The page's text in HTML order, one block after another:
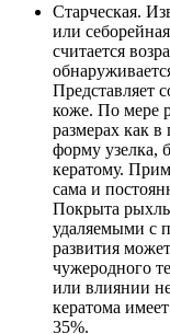
Старческая.
или
считается
Представляет
коже. По мере
размерах как
форму узелка,
кератому.
сама и
Покрыта
удаляемыми с
развития
чужеродного
или влиянии
кератома
35%.